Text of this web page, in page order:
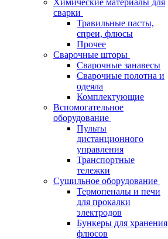
Химические материалы для
сварки
Травильные пасты,
спреи, флюсы
Прочее
Сварочные шторы
Сварочные занавесы
Сварочные полотна и
одеяла
Комплектующие
Вспомогательное
оборудование
Пульты
дистанционного
управления
Транспортные
тележки
Сушильное оборудование
Термопеналы и печи
для прокалки
электродов
Бункеры для хранения
флюсов